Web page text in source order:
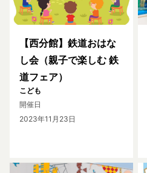
【西分館】鉄道おはな
し会（親子で楽しむ 鉄
道フェア）
こども
開催日
2023年11月23日